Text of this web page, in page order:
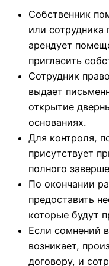
Собственник
или сотрудника
арендует
пригласить
Сотрудник
выдает
открытие
основаниях.
Для контроля,
присутствует
полного
По окончании
предоставить
которые будут
Если сомнений
возникает,
договору, и